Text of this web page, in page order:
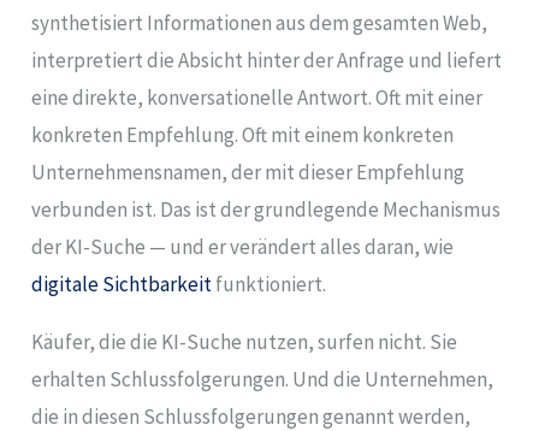
synthetisiert Informationen aus dem gesamten Web,
interpretiert die Absicht hinter der Anfrage und liefert
eine direkte, konversationelle Antwort. Oft mit einer
konkreten Empfehlung. Oft mit einem konkreten
Unternehmensnamen, der mit dieser Empfehlung
verbunden ist. Das ist der grundlegende Mechanismus
der KI-Suche — und er verändert alles daran, wie
digitale Sichtbarkeitfunktioniert.
Käufer, die die KI-Suche nutzen, surfen nicht. Sie
erhalten Schlussfolgerungen. Und die Unternehmen,
die in diesen Schlussfolgerungen genannt werden,